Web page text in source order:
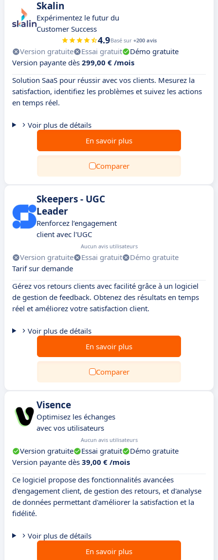
Skalin
Expérimentez le futur du
Customer Success
4.9Basé sur +200 avis
Version gratuite Essai gratuit
Démo gratuite
Version payante dès 299,00 € /mois
Solution SaaS pour réussir avec vos clients. Mesurez la
satisfaction, identifiez les problèmes et suivez les actions
en temps réel.
Voir plus de détails
En savoir plus
Comparer
Skeepers - UGC
Leader
Renforcez l’engagement
client avec l'UGC
Aucun avis utilisateurs
Version gratuite Essai gratuit
Démo gratuite
Tarif sur demande
Gérez vos retours clients avec facilité grâce à un logiciel
de gestion de feedback. Obtenez des résultats en temps
réel et améliorez votre satisfaction client.
Voir plus de détails
En savoir plus
Comparer
Visence
Optimisez les échanges
avec vos utilisateurs
Aucun avis utilisateurs
Version gratuite Essai gratuit
Démo gratuite
Version payante dès 39,00 € /mois
Ce logiciel propose des fonctionnalités avancées
d'engagement client, de gestion des retours, et d'analyse
de données permettant d'améliorer la satisfaction et la
fidélité.
Voir plus de détails
En savoir plus